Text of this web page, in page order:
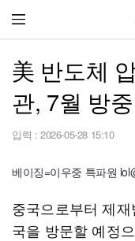
美 반도체
관, 7월 방
입력 : 2026-05-28 15:10
베이징=이우중 특파원
중국으로부터 제
국을 방문할 예정